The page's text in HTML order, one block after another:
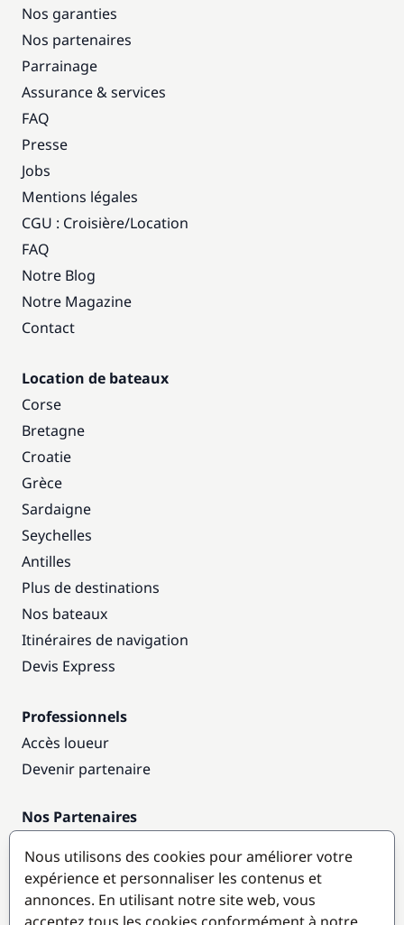
Nos garanties
Nos partenaires
Parrainage
Assurance & services
FAQ
Presse
Jobs
Mentions légales
CGU : Croisière/Location
FAQ
Notre Blog
Notre Magazine
Contact
Location de bateaux
Corse
Bretagne
Croatie
Grèce
Sardaigne
Seychelles
Antilles
Plus de destinations
Nos bateaux
Itinéraires de navigation
Devis Express
Professionnels
Accès loueur
Devenir partenaire
Nos Partenaires
Destinations populaires
Nous utilisons des cookies pour améliorer votre
expérience et personnaliser les contenus et
annonces. En utilisant notre site web, vous